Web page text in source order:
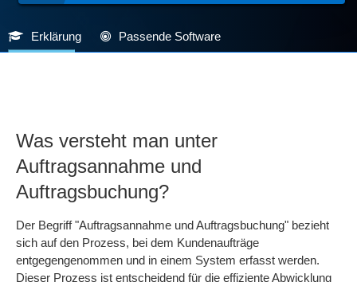
Erklärung Passende Software
Was versteht man unter
Auftragsannahme und
Auftragsbuchung?
Der Begriff "Auftragsannahme und Auftragsbuchung" bezieht
sich auf den Prozess, bei dem Kundenaufträge
entgegengenommen und in einem System erfasst werden.
Dieser Prozess ist entscheidend für die effiziente Abwicklung